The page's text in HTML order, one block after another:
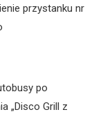
przystanku nr
po
„Disco Grill z